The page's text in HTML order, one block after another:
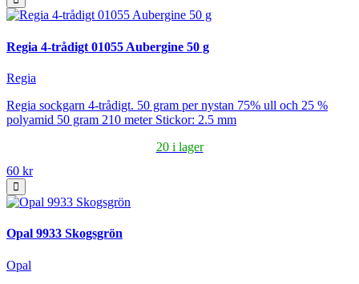
Regia 4-trådigt 01055 Aubergine 50 g
Regia
Regia sockgarn 4-trådigt. 50 gram per nystan 75% ull och 25 %
polyamid 50 gram 210 meter Stickor: 2.5 mm
20 i lager
60 kr
Opal 9933 Skogsgrön
Opal